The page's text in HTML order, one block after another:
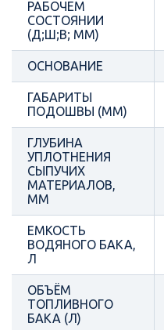
РАБОЧЕМ
СОСТОЯНИИ
(Д;Ш;В; ММ)
ОСНОВАНИЕ
ГАБАРИТЫ
ПОДОШВЫ (ММ)
ГЛУБИНА
УПЛОТНЕНИЯ
СЫПУЧИХ
МАТЕРИАЛОВ,
ММ
ЕМКОСТЬ
ВОДЯНОГО БАКА,
Л
ОБЪЁМ
ТОПЛИВНОГО
БАКА (Л)